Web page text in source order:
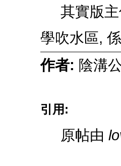
其實版
學吹水區,
作者: 陰溝
引用:
原帖由